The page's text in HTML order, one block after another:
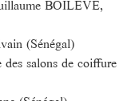
BOILEVE,
(Sénégal)
salons de coiffure